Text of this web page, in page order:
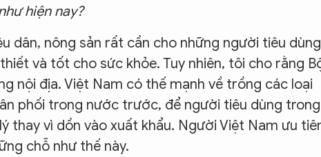
hiện nay?
dân, nông sản rất cần cho những người tiêu dùng
và tốt cho sức khỏe. Tuy nhiên, tôi cho rằng
nội địa. Việt Nam có thế mạnh về trồng các loại
phối trong nước trước, để người tiêu dùng trong
thay vì dồn vào xuất khẩu. Người Việt Nam ưu
chỗ như thế này.